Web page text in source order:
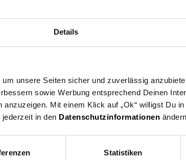
Details
unsere Seiten sicher und zuverlässig
sowie Werbung entsprechend Deinen
Mit einem Klick auf „Ok“ willigst Du
in den Datenschutzinformationen
Statistiken
einen Timer, Leistungsstufen und einzeln
Überhitzung ausgestattet und errreicht eine
Bedienung lässt sich das